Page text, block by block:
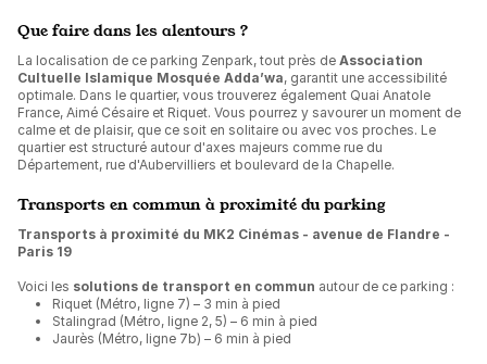
Que faire dans les alentours ?
La localisation de ce parking Zenpark, tout près de Association
Cultuelle Islamique Mosquée Adda’wa, garantit une accessibilité
optimale. Dans le quartier, vous trouverez également Quai Anatole
France, Aimé Césaire et Riquet. Vous pourrez y savourer un moment de
calme et de plaisir, que ce soit en solitaire ou avec vos proches. Le
quartier est structuré autour d'axes majeurs comme rue du
Département, rue d'Aubervilliers et boulevard de la Chapelle.
Transports en commun à proximité du parking
Transports à proximité du MK2 Cinémas - avenue de Flandre -
Paris 19
Voici les solutions de transport en commun autour de ce parking :
Riquet (Métro, ligne 7) – 3 min à pied
Stalingrad (Métro, ligne 2, 5) – 6 min à pied
Jaurès (Métro, ligne 7b) – 6 min à pied